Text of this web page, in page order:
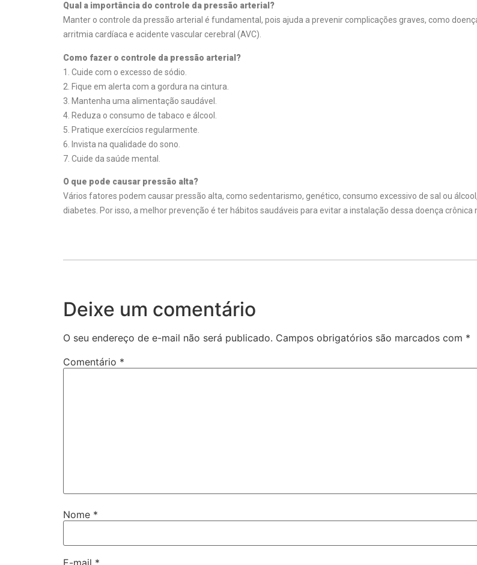
Qual a importância do controle da pressão arterial?
Manter o controle da pressão arterial é fundamental, pois ajuda a prevenir complicações graves, como
arritmia cardíaca e acidente vascular cerebral (AVC).
Como fazer o controle da pressão arterial?
1. Cuide com o excesso de sódio.
2. Fique em alerta com a gordura na cintura.
3. Mantenha uma alimentação saudável.
4. Reduza o consumo de tabaco e álcool.
5. Pratique exercícios regularmente.
6. Invista na qualidade do sono.
7. Cuide da saúde mental.
O que pode causar pressão alta?
Vários fatores podem causar pressão alta, como sedentarismo, genético, consumo excessivo de sal ou
diabetes. Por isso, a melhor prevenção é ter hábitos saudáveis para evitar a instalação dessa doença crônica
Deixe um comentário
O seu endereço de e-mail não será publicado. Campos obrigatórios são marcados com *
Comentário *
Nome *